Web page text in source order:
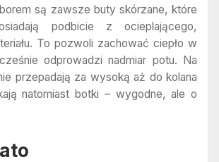
są zawsze buty skórzane, które
podbicie z ocieplającego,
To pozwoli zachować ciepło w
odprowadzi nadmiar potu. Na
przepadają za wysoką aż do kolana
natomiast botki – wygodne, ale o